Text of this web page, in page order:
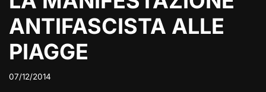
ANTIFASCISTA ALLE
PIAGGE
07/12/2014